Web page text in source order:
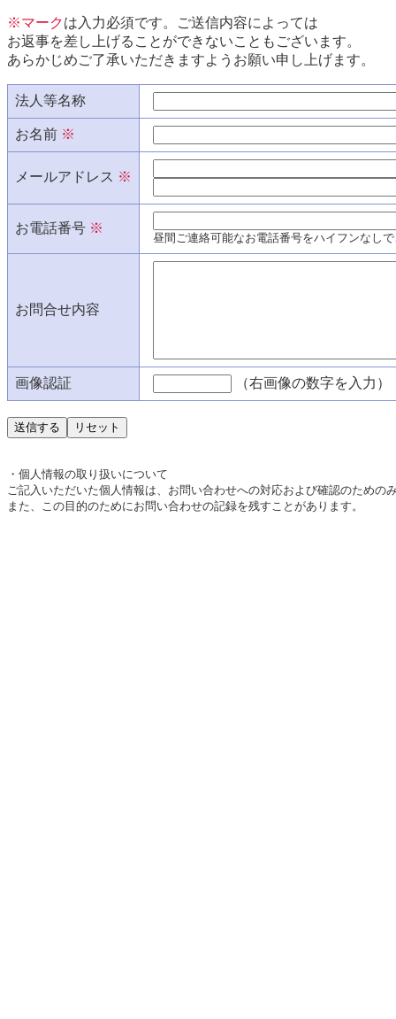
※マークは入力必須です。ご送信内容によっては
お返事を差し上げることができないこともございます。
あらかじめご了承いただきますようお願い申し上げます。
法人等名称
お名前 ※
メールアドレス ※
お電話番号 ※
昼間ご連絡可能なお電話番号をハイフンなし
お問合せ内容
画像認証 （右画像の数字を入力
・個人情報の取り扱いについて
ご記入いただいた個人情報は、お問い合わせへの対応および確認のための
また、この目的のためにお問い合わせの記録を残すことがあります。